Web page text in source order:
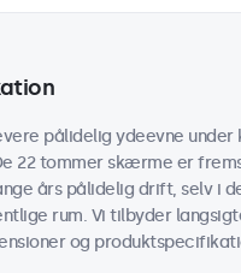
pålidelig ydeevne under
22 tommer skærme er
års pålidelig drift, selv i
rum. Vi tilbyder
og